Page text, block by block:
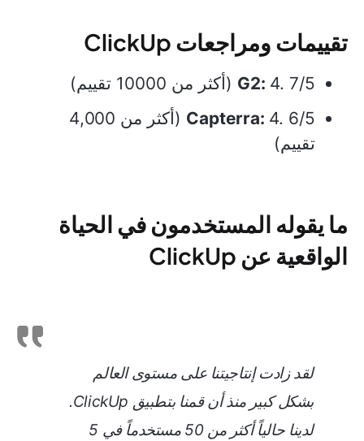
تقييمات ومراجعات ClickUp
G2: 4. 7/5 (أكثر من 10000 تقييم)
Capterra:
4. 6/5 (أكثر من 4,000
تقييم)
ما يقوله المستخدمون في الحياة
الواقعية عن ClickUp
لقد زادت إنتاجيتنا على مستوى العالم
بشكل كبير منذ أن قمنا بتطبيق ClickUp.
لدينا حالياً أكثر من 50 مستخدماً في 5